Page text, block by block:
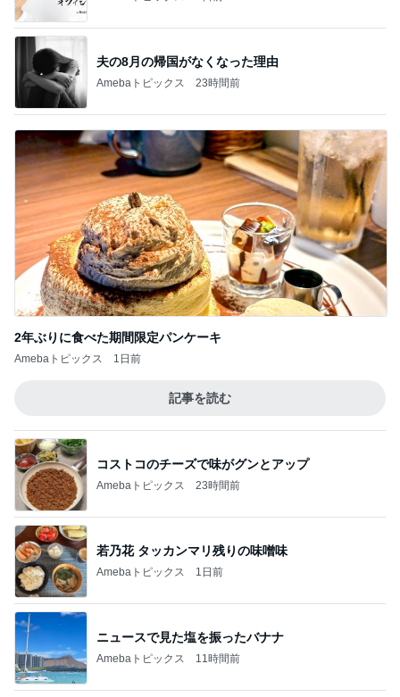
夫の8月の帰国がなくなった理由
Amebaトピックス 23時間前
2年ぶりに食べた期間限定パンケーキ
Amebaトピックス 1日前
記事を読む
コストコのチーズで味がグンとアップ
Amebaトピックス 23時間前
若乃花 タッカンマリ残りの味噌味
Amebaトピックス 1日前
ニュースで見た塩を振ったバナナ
Amebaトピックス 11時間前